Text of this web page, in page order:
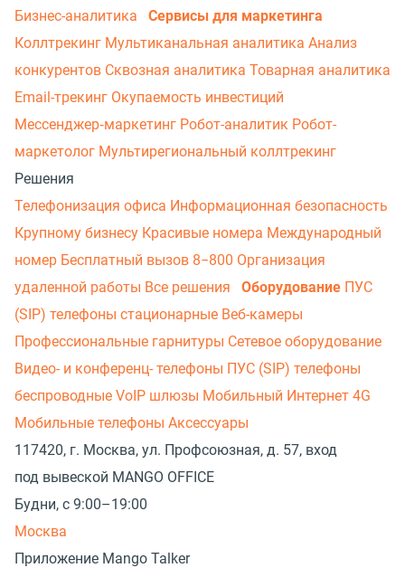
Бизнес-аналитика
Сервисы для маркетинга
Коллтрекинг Мультиканальная аналитика Анализ
конкурентов Сквозная аналитика Товарная аналитика
Email-трекинг Окупаемость инвестиций
Мессенджер‑маркетинг Робот-аналитик Робот-
маркетолог Мультирегиональный коллтрекинг
Решения
Телефонизация офиса Информационная безопасность
Крупному бизнесу Красивые номера Международный
номер Бесплатный вызов 8−800 Организация
удаленной работы Все решения Оборудование ПУС
(SIP) телефоны стационарные Веб-камеры
Профессиональные гарнитуры Сетевое оборудование
Видео- и конференц- телефоны ПУС (SIP) телефоны
беспроводные VoIP шлюзы Мобильный Интернет 4G
Мобильные телефоны Аксессуары
117420, г. Москва, ул. Профсоюзная, д. 57, вход
под вывеской MANGO OFFICE
Будни, с 9:00–19:00
Москва
Приложение Mango Talker